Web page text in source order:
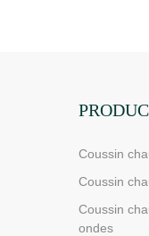
Coussin
Coussin
Coussin
ondes